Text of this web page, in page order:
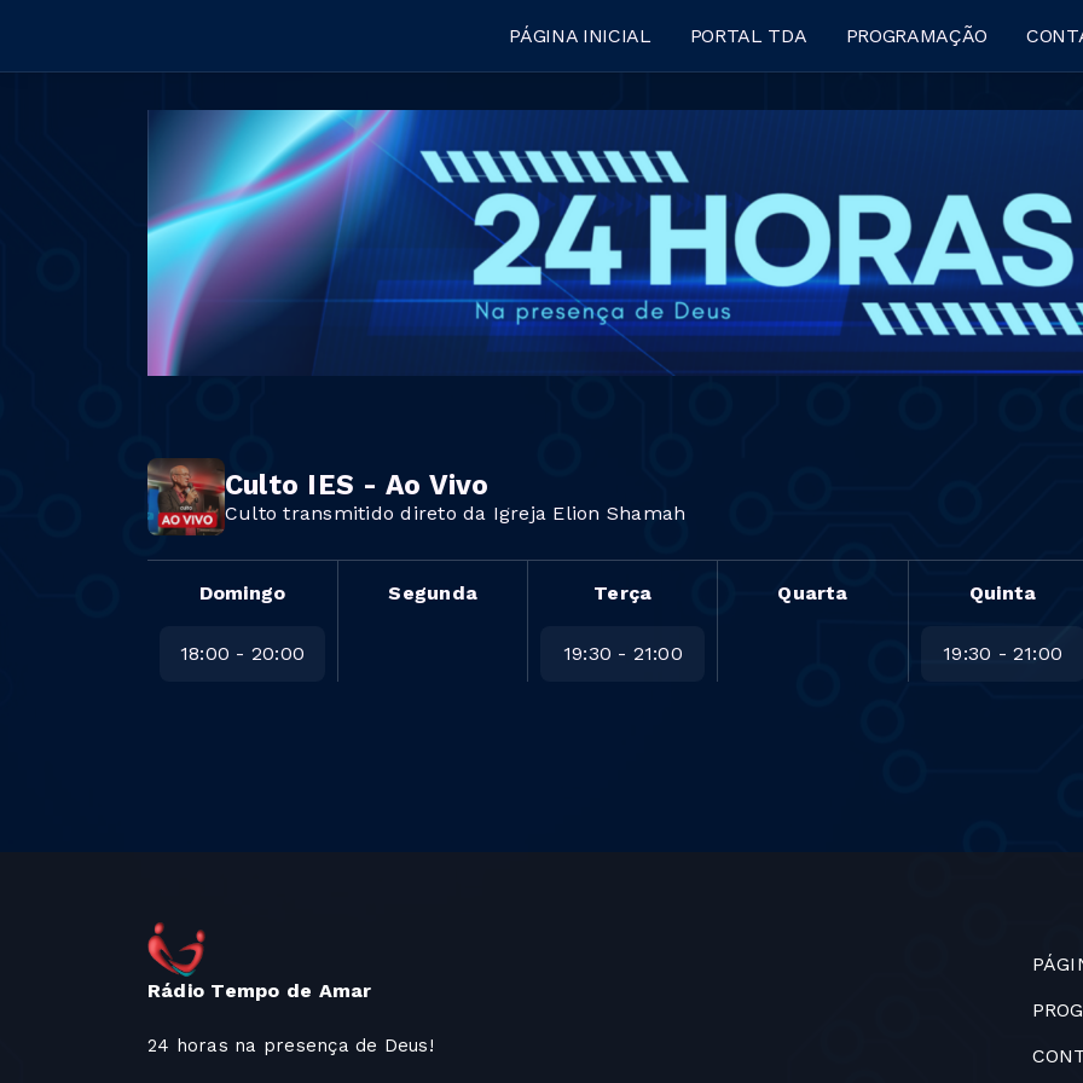
PÁGINA INICIAL PORTAL TDA PROGRAMAÇÃO
Culto IES - Ao Vivo
Culto transmitido direto da Igreja Elion Shamah
Domingo
18:00 - 20:00
Segunda Terça
19:30 - 21:00
Quarta Quinta
19:30 - 21:00
Rádio Tempo de Amar
24 horas na presença de Deus!